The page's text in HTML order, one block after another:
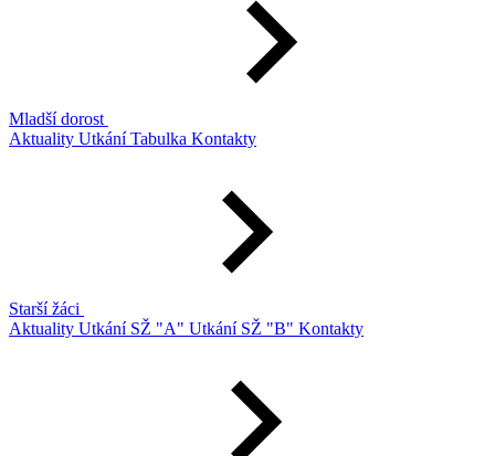
Mladší dorost
Aktuality UtkáníTabulka Kontakty
Starší žáci
Aktuality Utkání SŽ "A" Utkání SŽ "B" Kontakty